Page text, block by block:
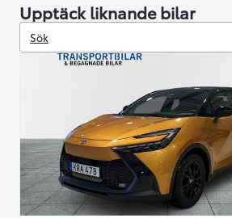
Upptäck liknande bilar
Sök